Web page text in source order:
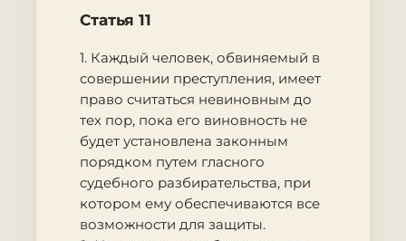
Статья 11
1. Каждый человек, обвиняемый в
совершении преступления, имеет
право считаться невиновным до
тех пор, пока его виновность не
будет установлена законным
порядком путем гласного
судебного разбирательства, при
котором ему обеспечиваются все
возможности для защиты.